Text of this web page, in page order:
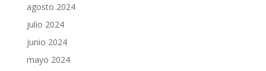
agosto 2024
julio 2024
junio 2024
mayo 2024